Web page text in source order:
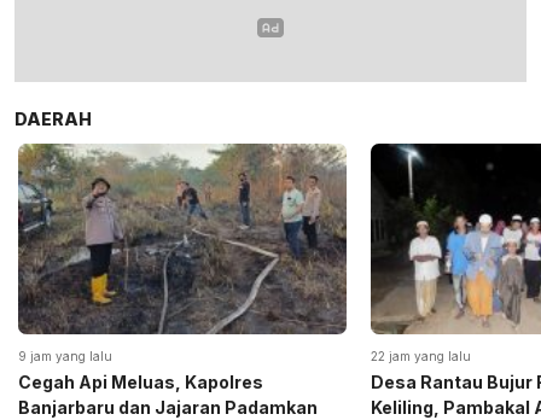
DAERAH
9 jam yang lalu
Cegah Api Meluas, Kapolres
Banjarbaru dan Jajaran Padamkan
22 jam yang lalu
Desa Rantau Bujur
Keliling, Pambakal